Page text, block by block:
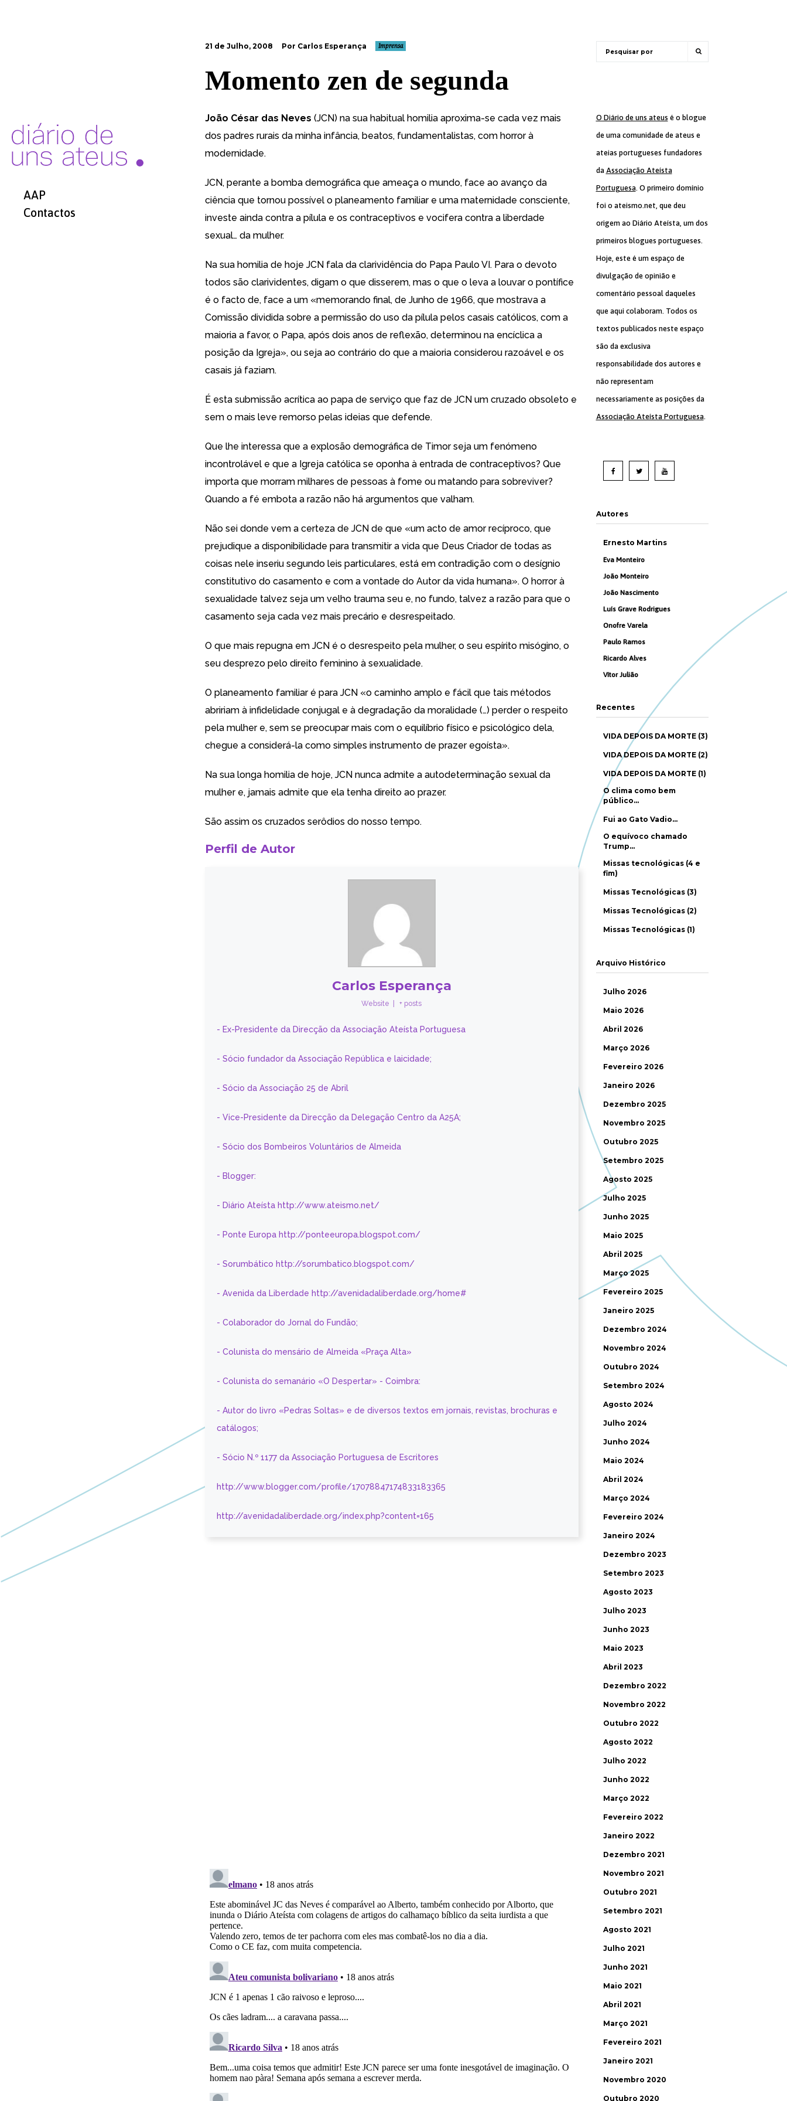
AAP
Contactos
21 de Julho, 2008 Por Carlos Esperança Imprensa
Momento zen de segunda
João César das Neves (JCN) na sua habitual homilia aproxima-se cada vez mais
dos padres rurais da minha infância, beatos, fundamentalistas, com horror à
modernidade.
JCN, perante a bomba demográfica que ameaça o mundo, face ao avanço da
ciência que tornou possível o planeamento familiar e uma maternidade consciente,
investe ainda contra a pílula e os contraceptivos e vocifera contra a liberdade
sexual… da mulher.
Na sua homilia de hoje JCN fala da clarividência do Papa Paulo VI. Para o devoto
todos são clarividentes, digam o que disserem, mas o que o leva a louvar o pontífice
é o facto de, face a um «memorando final, de Junho de 1966, que mostrava a
Comissão dividida sobre a permissão do uso da pílula pelos casais católicos, com a
maioria a favor, o Papa, após dois anos de reflexão, determinou na encíclica a
posição da Igreja», ou seja ao contrário do que a maioria considerou razoável e os
casais já faziam.
É esta submissão acrítica ao papa de serviço que faz de JCN um cruzado obsoleto e
sem o mais leve remorso pelas ideias que defende.
Que lhe interessa que a explosão demográfica de Timor seja um fenómeno
incontrolável e que a Igreja católica se oponha à entrada de contraceptivos? Que
importa que morram milhares de pessoas à fome ou matando para sobreviver?
Quando a fé embota a razão não há argumentos que valham.
Não sei donde vem a certeza de JCN de que «um acto de amor recíproco, que
prejudique a disponibilidade para transmitir a vida que Deus Criador de todas as
coisas nele inseriu segundo leis particulares, está em contradição com o desígnio
constitutivo do casamento e com a vontade do Autor da vida humana». O horror à
sexualidade talvez seja um velho trauma seu e, no fundo, talvez a razão para que o
casamento seja cada vez mais precário e desrespeitado.
O que mais repugna em JCN é o desrespeito pela mulher, o seu espírito misógino, o
seu desprezo pelo direito feminino à sexualidade.
O planeamento familiar é para JCN «o caminho amplo e fácil que tais métodos
abririam à infidelidade conjugal e à degradação da moralidade (…) perder o respeito
pela mulher e, sem se preocupar mais com o equilíbrio físico e psicológico dela,
chegue a considerá-la como simples instrumento de prazer egoísta».
Na sua longa homilia de hoje, JCN nunca admite a autodeterminação sexual da
mulher e, jamais admite que ela tenha direito ao prazer.
São assim os cruzados serôdios do nosso tempo.
Perfil de Autor
Carlos Esperança
Website + posts
- Ex-Presidente da Direcção da Associação Ateísta Portuguesa
- Sócio fundador da Associação República e laicidade;
- Sócio da Associação 25 de Abril
- Vice-Presidente da Direcção da Delegação Centro da A25A;
- Sócio dos Bombeiros Voluntários de Almeida
- Blogger:
- Diário Ateísta http://www.ateismo.net/
- Ponte Europa http://ponteeuropa.blogspot.com/
- Sorumbático http://sorumbatico.blogspot.com/
- Avenida da Liberdade http://avenidadaliberdade.org/home#
- Colaborador do Jornal do Fundão;
- Colunista do mensário de Almeida «Praça Alta»
- Colunista do semanário «O Despertar» - Coimbra:
- Autor do livro «Pedras Soltas» e de diversos textos em jornais, revistas, brochuras e
catálogos;
- Sócio N.º 1177 da Associação Portuguesa de Escritores
http://www.blogger.com/profile/17078847174833183365
http://avenidadaliberdade.org/index.php?content=165
O Diário de uns ateus é o blogue
de uma comunidade de ateus e
ateias portugueses fundadores
da Associação Ateísta
Portuguesa. O primeiro domínio
foi o ateismo.net, que deu
origem ao Diário Ateísta, um dos
primeiros blogues portugueses.
Hoje, este é um espaço de
divulgação de opinião e
comentário pessoal daqueles
que aqui colaboram. Todos os
textos publicados neste espaço
são da exclusiva
responsabilidade dos autores e
não representam
necessariamente as posições da
Associação Ateísta Portuguesa.
Autores
Ernesto Martins
Eva Monteiro
João Monteiro
João Nascimento
Luís Grave Rodrigues
Onofre Varela
Paulo Ramos
Ricardo Alves
Vítor Julião
Recentes
VIDA DEPOIS DA MORTE (3)
VIDA DEPOIS DA MORTE (2)
VIDA DEPOIS DA MORTE (1)
O clima como bem
público…
Fui ao Gato Vadio…
O equívoco chamado
Trump…
Missas tecnológicas (4 e
fim)
Missas Tecnológicas (3)
Missas Tecnológicas (2)
Missas Tecnológicas (1)
Arquivo Histórico
Julho 2026
Maio 2026
Abril 2026
Março 2026
Fevereiro 2026
Janeiro 2026
Dezembro 2025
Novembro 2025
Outubro 2025
Setembro 2025
Agosto 2025
Julho 2025
Junho 2025
Maio 2025
Abril 2025
Março 2025
Fevereiro 2025
Janeiro 2025
Dezembro 2024
Novembro 2024
Outubro 2024
Setembro 2024
Agosto 2024
Julho 2024
Junho 2024
Maio 2024
Abril 2024
Março 2024
Fevereiro 2024
Janeiro 2024
Dezembro 2023
Setembro 2023
Agosto 2023
Julho 2023
Junho 2023
Maio 2023
Abril 2023
Dezembro 2022
Novembro 2022
Outubro 2022
Agosto 2022
Julho 2022
Junho 2022
Março 2022
Fevereiro 2022
Janeiro 2022
Dezembro 2021
Novembro 2021
Outubro 2021
Setembro 2021
Agosto 2021
Julho 2021
Junho 2021
Maio 2021
Abril 2021
Março 2021
Fevereiro 2021
Janeiro 2021
Novembro 2020
Outubro 2020